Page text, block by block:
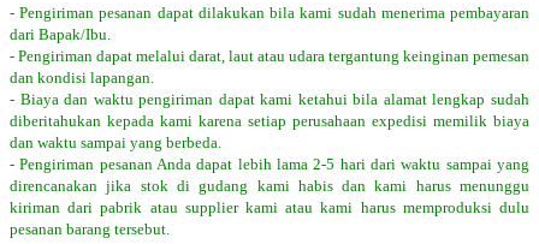
- Pengiriman pesanan dapat dilakukan bila kami sudah menerima pembayaran
dari Bapak/Ibu.
- Pengiriman dapat melalui darat, laut atau udara tergantung keinginan pemesan
dan kondisi lapangan.
- Biaya dan waktu pengiriman dapat kami ketahui bila alamat lengkap sudah
diberitahukan kepada kami karena setiap perusahaan expedisi memilik biaya
dan waktu sampai yang berbeda.
- Pengiriman pesanan Anda dapat lebih lama 2-5 hari dari waktu sampai yang
direncanakan jika stok di gudang kami habis dan kami harus menunggu
kiriman dari pabrik atau supplier kami atau kami harus memproduksi dulu
pesanan barang tersebut.